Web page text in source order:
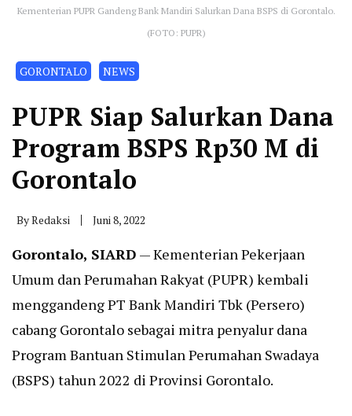
Kementerian PUPR Gandeng Bank Mandiri Salurkan Dana BSPS di Gorontalo.
(FOTO: PUPR)
GORONTALO NEWS
PUPR Siap Salurkan Dana
Program BSPS Rp30 M di
Gorontalo
ByRedaksi Juni 8, 2022
Gorontalo, SIARD — Kementerian Pekerjaan
Umum dan Perumahan Rakyat (PUPR) kembali
menggandeng PT Bank Mandiri Tbk (Persero)
cabang Gorontalo sebagai mitra penyalur dana
Program Bantuan Stimulan Perumahan Swadaya
(BSPS) tahun 2022 di Provinsi Gorontalo.